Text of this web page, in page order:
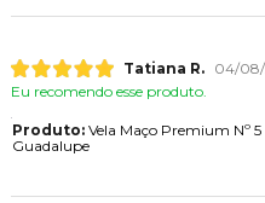
Tatiana R.
04/
Eu recomendo esse produto.
Produto:Vela Maço Premium Nº 5
Guadalupe